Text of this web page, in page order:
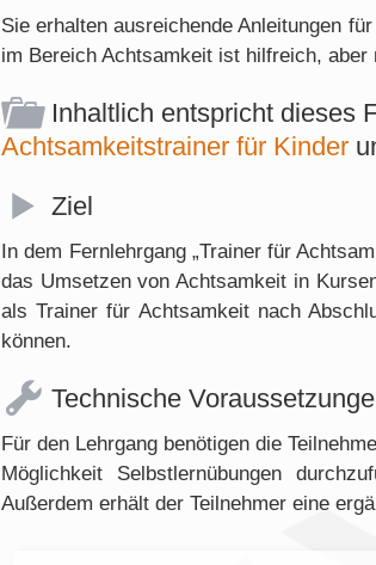
Sie erhalten ausreichende Anleitungen
im Bereich Achtsamkeit ist hilfreich, aber
Inhaltlich entspricht dieses
Achtsamkeitstrainer für Kinder
Ziel
In dem Fernlehrgang „Trainer für
das Umsetzen von Achtsamkeit in
als Trainer für Achtsamkeit nach
können.
Technische
Für den Lehrgang benötigen die
Möglichkeit Selbstlernübungen
Außerdem erhält der Teilnehmer eine